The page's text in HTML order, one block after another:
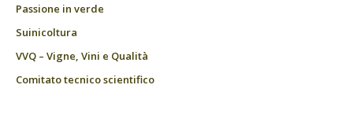
Passione in verde
Suinicoltura
VVQ – Vigne, Vini e Qualità
Comitato tecnico scientifico